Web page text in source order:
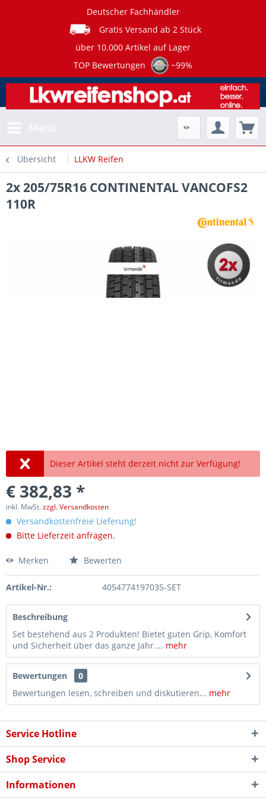
Deutscher Fachhändler
Gratis Versand ab 2 Stück
über 10.000 Artikel auf Lager
TOP Bewertungen
~99%
Übersicht LLKW Reifen
2x 205/75R16 CONTINENTAL VANCOFS2
110R
Dieser Artikel steht derzeit nicht zur Verfügung!
€ 382,83 *
inkl. MwSt.zzgl. Versandkosten
Versandkostenfreie Lieferung!
Bitte Lieferzeit anfragen.
Merken Bewerten
Artikel-Nr.: 4054774197035-SET
Beschreibung
Set bestehend aus 2 Produkten! Bietet guten Grip, Komfort
und Sicherheit über das ganze Jahr.... mehr
Bewertungen
0
Bewertungen lesen, schreiben und diskutieren... mehr
Service Hotline
Shop Service
Informationen